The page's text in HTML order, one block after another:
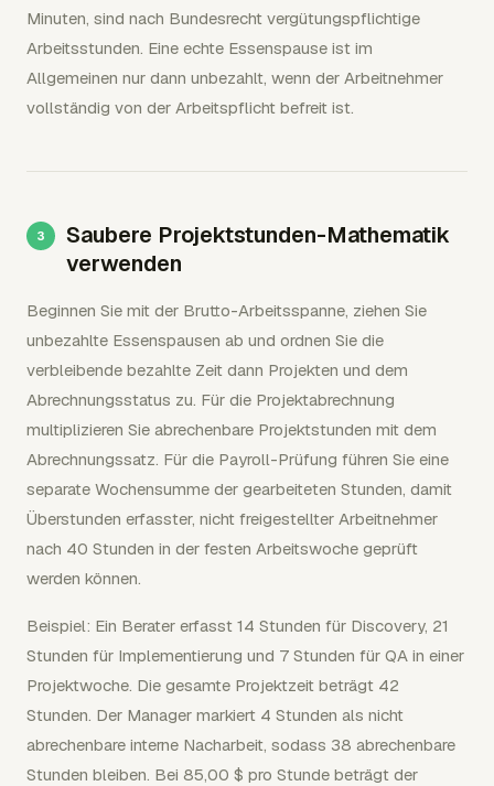
Minuten, sind nach Bundesrecht vergütungspflichtige
Arbeitsstunden. Eine echte Essenspause ist im
Allgemeinen nur dann unbezahlt, wenn der Arbeitnehmer
vollständig von der Arbeitspflicht befreit ist.
Saubere Projektstunden-Mathematik
verwenden
Beginnen Sie mit der Brutto-Arbeitsspanne, ziehen Sie
unbezahlte Essenspausen ab und ordnen Sie die
verbleibende bezahlte Zeit dann Projekten und dem
Abrechnungsstatus zu. Für die Projektabrechnung
multiplizieren Sie abrechenbare Projektstunden mit dem
Abrechnungssatz. Für die Payroll-Prüfung führen Sie eine
separate Wochensumme der gearbeiteten Stunden, damit
Überstunden erfasster, nicht freigestellter Arbeitnehmer
nach 40 Stunden in der festen Arbeitswoche geprüft
werden können.
Beispiel: Ein Berater erfasst 14 Stunden für Discovery, 21
Stunden für Implementierung und 7 Stunden für QA in einer
Projektwoche. Die gesamte Projektzeit beträgt 42
Stunden. Der Manager markiert 4 Stunden als nicht
abrechenbare interne Nacharbeit, sodass 38 abrechenbare
Stunden bleiben. Bei 85,00 $ pro Stunde beträgt der